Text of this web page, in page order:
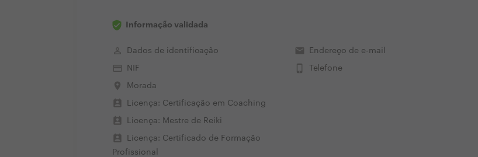
Informação validada
perm_identity Dados de identificação
credit_card NIF
place Morada
perm_contact_calendar Licença: Certificação em Coaching
perm_contact_calendar Licença: Mestre de Reiki
perm_contact_calendar
Licença: Certificado de Formação
Profissional
email Endereço de e-mail
phone_iphone Telefone